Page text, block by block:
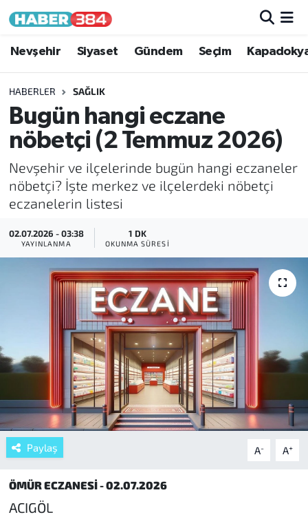
Nevşehir Siyaset Gündem Seçim
HABERLER SAĞLIK
Bugün hangi eczane
nöbetçi (2 Temmuz 2026)
Nevşehir ve ilçelerinde bugün hangi eczaneler
nöbetçi? İşte merkez ve ilçelerdeki nöbetçi
eczanelerin listesi
02.07.2026 - 03:38
YAYINLANMA
1 DK
OKUNMA SÜRESI
Paylaş A- A+
ÖMÜR ECZANESİ - 02.07.2026
ACIGÖL
Nöbetçi Eczaneler
Hava Durumu
Trafik Durumu
Tüm Manşetler
Son Dakika Haberleri